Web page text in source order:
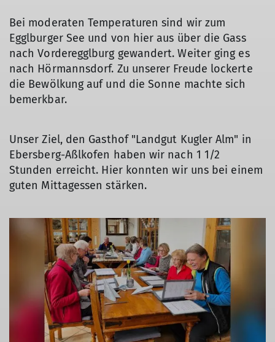
Bei moderaten Temperaturen sind wir zum
Egglburger See und von hier aus über die Gass
nach Vorderegglburg gewandert. Weiter ging es
nach Hörmannsdorf. Zu unserer Freude lockerte
die Bewölkung auf und die Sonne machte sich
bemerkbar.
Unser Ziel, den Gasthof "Landgut Kugler Alm" in
Ebersberg-Aßlkofen haben wir nach 1 1/2
Stunden erreicht. Hier konnten wir uns bei einem
guten Mittagessen stärken.